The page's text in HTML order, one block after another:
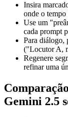
Insira
onde o
Use um
cada prompt
Para diálogo,
("Locutor A,
Regenere
refinar uma
Gemini 2.5